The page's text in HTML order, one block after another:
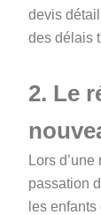
devis
des délais
2. Le
Lors
passation
les